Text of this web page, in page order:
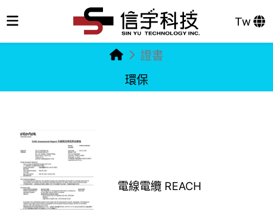
Tw
證書
環保
電線電纜 REACH